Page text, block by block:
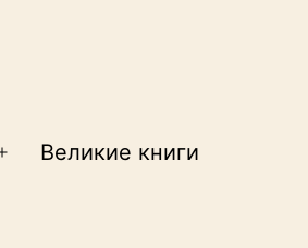
ОткрытьВеликие книги